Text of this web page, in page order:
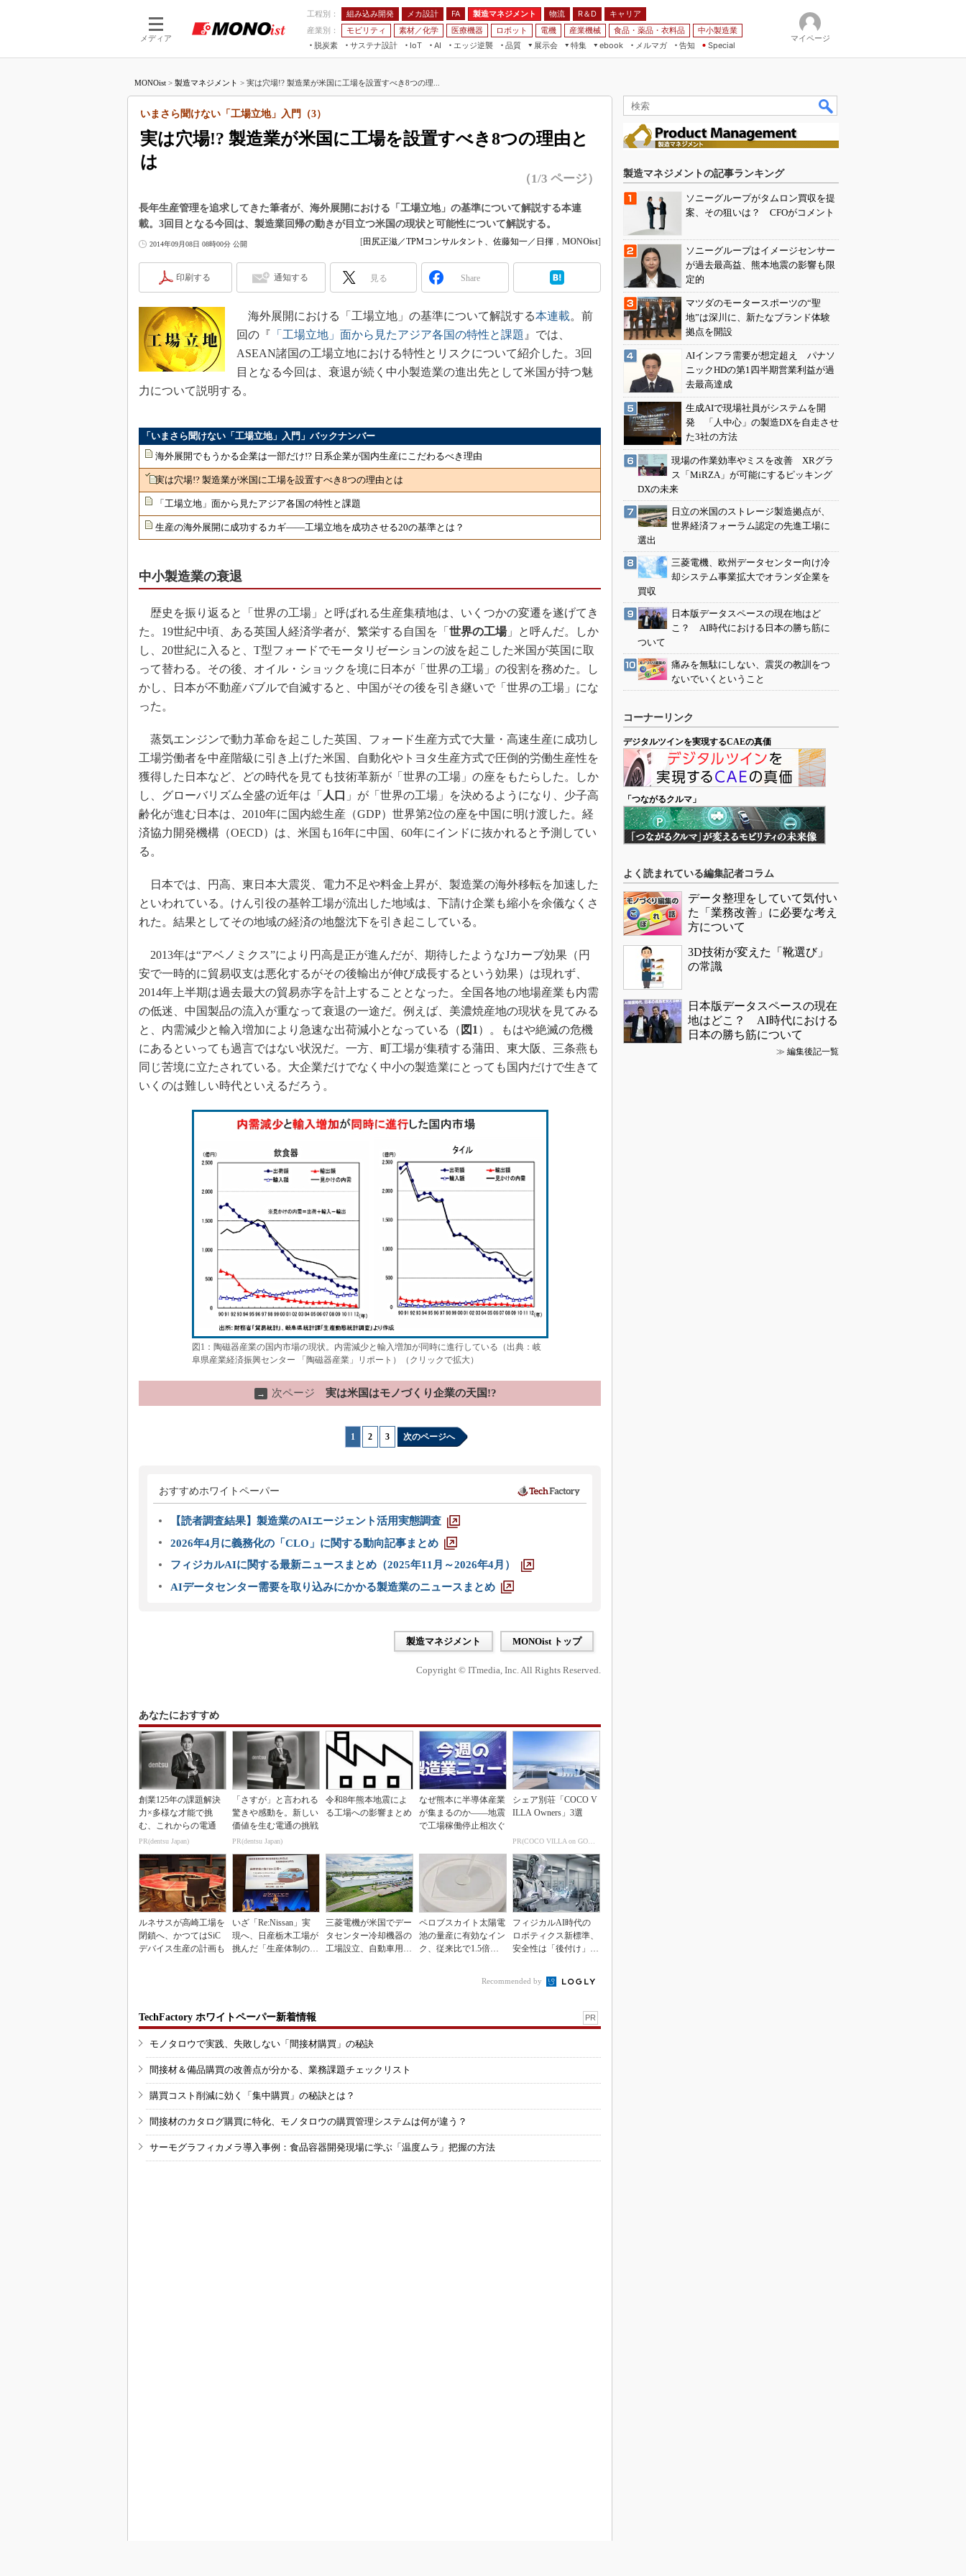
メディア
工程別： 組み込み開発 メカ設計 FA 製造マネジメント 物流 R＆D
キャリア
産業別：
モビリティ 素材／化学 医療機器 ロボット 電機 産業機械 食品・薬品・衣料品
中小製造業
脱炭素
サステナ設計
IoT
つながる工場
つながるサービス
AI
AI×設備保全
Physical AI
エッジ逆襲 品質
展示会
JIMTOF
IIFES
TECHNO-FRONTIER
人テク展
スマート工場EXPO
日本ものづくりワールド
AUTOMOTIVE WORLD
産業オープンネット展
特集
つながるクルマ
VR／AR
フィールドサービス
組み込みモデリング
Windows Embedded
車載ソフト開発
ISO26262
デジタルツインとCAE
S＆OP
メイドインジャパン
海外生産
ebook
モビリティ
メルマガ
告知 Special
マイページ
MONOist > 製造マネジメント > 実は穴場!? 製造業が米国に工場を設置すべき8つの理...
実は穴場!? 製造業が米国に工場を設置すべき8つの理由と
は
いまさら聞けない「工場立地」入門（3）
（1/3 ページ）
長年生産管理を追求してきた筆者が、海外展開における「工場立地」の基準について解説する本連
載。3回目となる今回は、製造業回帰の動きが目立つ米国の現状と可能性について解説する。
2014年09月08日 08時00分 公開 [田尻正滋／TPMコンサルタント、佐藤知一／日揮 ， MONOist]
印刷する 通知する 見る Share
海外展開における「工場立地」の基準について解説する本連載。前
回の『 「工場立地」面から見たアジア各国の特性と課題 』では、
ASEAN諸国の工場立地における特性とリスクについて紹介した。3回
目となる今回は、衰退が続く中小製造業の進出先として米国が持つ魅
力について説明する。
「いまさら聞けない「工場立地」入門」バックナンバー
海外展開でもうかる企業は一部だけ!? 日系企業が国内生産にこだわるべき理由
実は穴場!? 製造業が米国に工場を設置すべき8つの理由とは
「工場立地」面から見たアジア各国の特性と課題
生産の海外展開に成功するカギ――工場立地を成功させる20の基準とは？
中小製造業の衰退
歴史を振り返ると「世界の工場」と呼ばれる生産集積地は、いくつかの変遷を遂げてき
た。19世紀中頃、ある英国人経済学者が、繁栄する自国を「 世界の工場」と呼んだ。しか
し、20世紀に入ると、T型フォードでモータリゼーションの波を起こした米国が英国に取
って替わる。その後、オイル・ショックを境に日本が「世界の工場」の役割を務めた。し
かし、日本が不動産バブルで自滅すると、中国がその後を引き継いで「世界の工場」にな
った。
蒸気エンジンで動力革命を起こした英国、フォード生産方式で大量・高速生産に成功し
工場労働者を中産階級に引き上げた米国、自動化やトヨタ生産方式で圧倒的労働生産性を
獲得した日本など、どの時代を見ても技術革新が「世界の工場」の座をもたらした。しか
し、グローバリズム全盛の近年は「 人口 」が「世界の工場」を決めるようになり、少子高
齢化が進む日本は、2010年に国内総生産（GDP）世界第2位の座を中国に明け渡した。経
済協力開発機構（OECD）は、米国も16年に中国、60年にインドに抜かれると予測してい
る。
日本では、円高、東日本大震災、電力不足や料金上昇が、製造業の海外移転を加速した
といわれている。けん引役の基幹工場が流出した地域は、下請け企業も縮小を余儀なくさ
れた。結果としてその地域の経済の地盤沈下を引き起こしている。
2013年は“アベノミクス”により円高是正が進んだが、期待したようなJカーブ効果（円
安で一時的に貿易収支は悪化するがその後輸出が伸び成長するという効果）は現れず、
2014年上半期は過去最大の貿易赤字を計上することとなった。全国各地の地場産業も内需
の低迷、中国製品の流入が重なって衰退の一途だ。例えば、美濃焼産地の現状を見てみる
と、内需減少と輸入増加により急速な出荷減小となっている（ 図1 ）。もはや絶滅の危機
にあるといっても過言ではない状況だ。一方、町工場が集積する蒲田、東大阪、三条燕も
同じ苦境に立たされている。大企業だけでなく中小の製造業にとっても国内だけで生きて
いくのは難しい時代といえるだろう。
図1：陶磁器産業の国内市場の現状。内需減少と輸入増加が同時に進行している（出典：岐
阜県産業経済振興センター 「陶磁器産業」リポート）（クリックで拡大）
→ 次ページ 実は米国はモノづくり企業の天国!?
1 2 3 次のページへ
おすすめホワイトペーパー
【読者調査結果】製造業のAIエージェント活用実態調査
2026年4月に義務化の「CLO」に関する動向記事まとめ
フィジカルAIに関する最新ニュースまとめ（2025年11月～2026年4月）
AIデータセンター需要を取り込みにかかる製造業のニュースまとめ
製造マネジメント MONOist トップ
Copyright © ITmedia, Inc. All Rights Reserved.
あなたにおすすめ
創業125年の課題解決
力×多様な才能で挑
む、これからの電通
PR(dentsu Japan)
「さすが」と言われる
驚きや感動を。新しい
価値を生む電通の挑戦
PR(dentsu Japan)
令和8年熊本地震によ
る工場への影響まとめ
なぜ熊本に半導体産業
が集まるのか――地震
で工場稼働停止相次ぐ
シェア別荘「COCO V
ILLA Owners」3選
PR(COCO VILLA on GOETHE)
ルネサスが高崎工場を
閉鎖へ、かつてはSiC
デバイス生産の計画も
いざ「Re:Nissan」実
現へ、日産栃木工場が
挑んだ「生産体制の比
三菱電機が米国でデー
タセンター冷却機器の
工場設立、自動車用電
ペロブスカイト太陽電
池の量産に有効なイン
ク、従来比で1.5倍の
フィジカルAI時代の
ロボティクス新標準、
安全性は「後付け」で
Recommended by
TechFactory ホワイトペーパー新着情報 PR
モノタロウで実践、失敗しない「間接材購買」の秘訣
間接材＆備品購買の改善点が分かる、業務課題チェックリスト
購買コスト削減に効く「集中購買」の秘訣とは？
間接材のカタログ購買に特化、モノタロウの購買管理システムは何が違う？
サーモグラフィカメラ導入事例：食品容器開発現場に学ぶ「温度ムラ」把握の方法
製造マネジメントの記事ランキング
ソニーグループがタムロン買収を提
案、その狙いは？ CFOがコメント
ソニーグループはイメージセンサー
が過去最高益、熊本地震の影響も限
定的
マツダのモータースポーツの“聖
地”は深川に、新たなブランド体験
拠点を開設
AIインフラ需要が想定超え パナソ
ニックHDの第1四半期営業利益が過
去最高達成
生成AIで現場社員がシステムを開
発 「人中心」の製造DXを自走させ
た3社の方法
現場の作業効率やミスを改善 XRグラ
ス「MiRZA」が可能にするピッキング
DXの未来
日立の米国のストレージ製造拠点が、
世界経済フォーラム認定の先進工場に
選出
三菱電機、欧州データセンター向け冷
却システム事業拡大でオランダ企業を
買収
日本版データスペースの現在地はど
こ？ AI時代における日本の勝ち筋に
ついて
痛みを無駄にしない、震災の教訓をつ
ないでいくということ
コーナーリンク
デジタルツインを実現するCAEの真価
「つながるクルマ」
よく読まれている編集記者コラム
データ整理をしていて気付い
た「業務改善」に必要な考え
方について
3D技術が変えた「靴選び」
の常識
日本版データスペースの現在
地はどこ？ AI時代における
日本の勝ち筋について
≫ 編集後記一覧